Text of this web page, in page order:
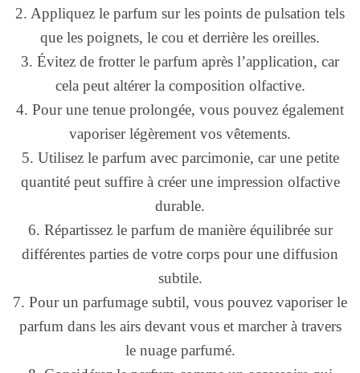
2. Appliquez le parfum sur les points de pulsation tels
que les poignets, le cou et derrière les oreilles.
3. Évitez de frotter le parfum après l’application, car
cela peut altérer la composition olfactive.
4. Pour une tenue prolongée, vous pouvez également
vaporiser légèrement vos vêtements.
5. Utilisez le parfum avec parcimonie, car une petite
quantité peut suffire à créer une impression olfactive
durable.
6. Répartissez le parfum de manière équilibrée sur
différentes parties de votre corps pour une diffusion
subtile.
7. Pour un parfumage subtil, vous pouvez vaporiser le
parfum dans les airs devant vous et marcher à travers
le nuage parfumé.